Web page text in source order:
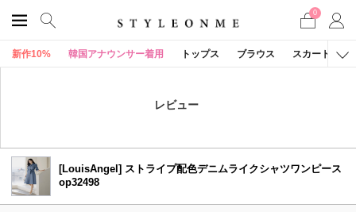
0
新作10% 韓国アナウンサー着用 トップス ブラウス スカート
レビュー
[LouisAngel] ストライプ配色デニムライクシャツワンピース
op32498